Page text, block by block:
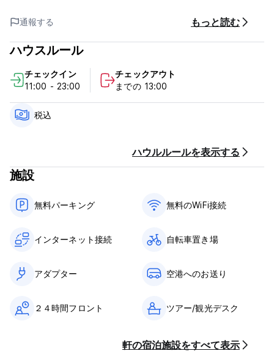
Chostel Policy and Condition:
Cancellation Policy: 1 days before arrival.In case of a late
of your stay.
Check in from 11.30 to 23.00
Check out before 11.00
24 hours reception.
No curfew
通報する もっと読む
ハウスルール
チェックイン
11:00 - 23:00
チェックアウト
までの 13:00
税込
ハウルルールを表示する
施設
無料パーキング 無料のWiFi接続
インターネット接続 自転車置き場
アダプター 空港へのお送り
２４時間フロント ツアー/観光デスク
軒の宿泊施設をすべて表示